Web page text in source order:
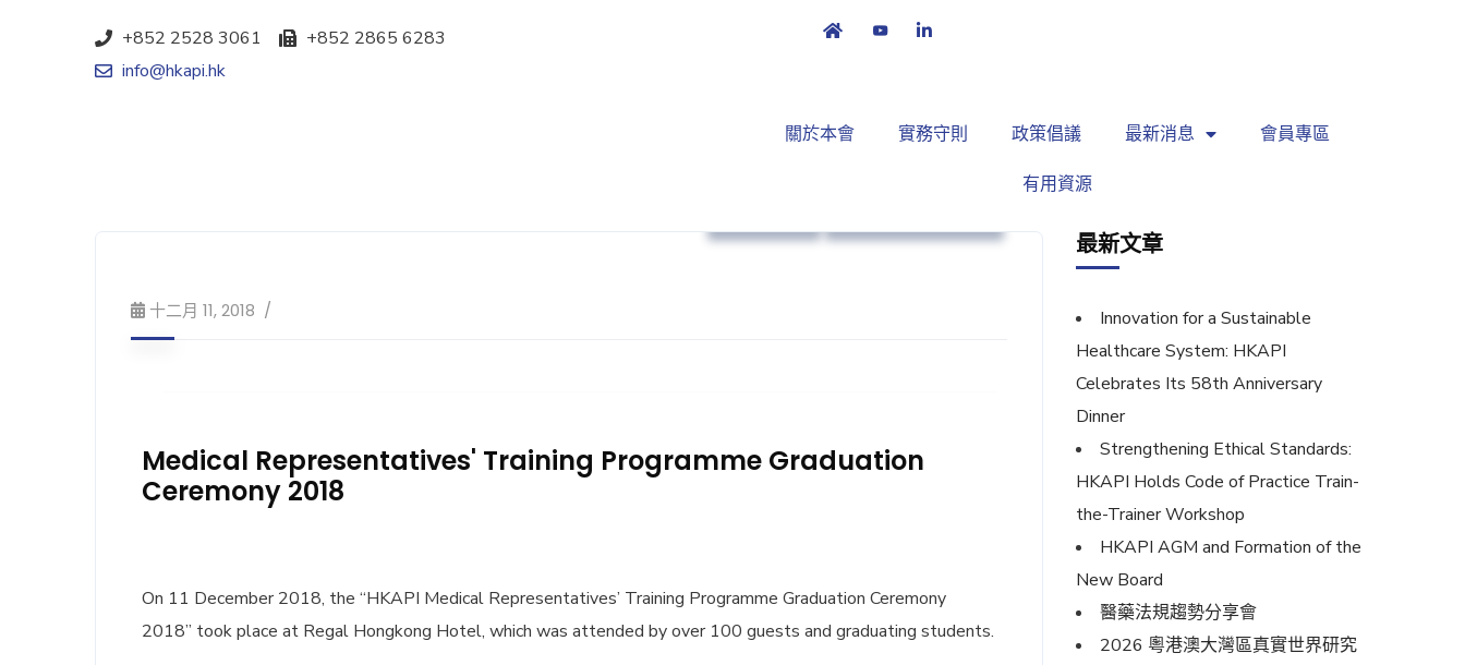
+852 2528 3061
+852 2865 6283
info@hkapi.hk
關於本會 實務守則 政策倡議 最新消息 會員專區
有用資源
十二月 11, 2018
Medical Representatives' Training Programme Graduation
Ceremony 2018
On 11 December 2018, the “HKAPI Medical Representatives’ Training Programme Graduation Ceremony
2018” took place at Regal Hongkong Hotel, which was attended by over 100 guests and graduating students.
最新文章
Innovation for a Sustainable
Healthcare System: HKAPI
Celebrates Its 58th Anniversary
Dinner
Strengthening Ethical Standards:
HKAPI Holds Code of Practice Train-
the-Trainer Workshop
HKAPI AGM and Formation of the
New Board
醫藥法規趨勢分享會
2026 粵港澳大灣區真實世界研究